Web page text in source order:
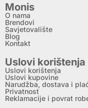
Monis
O nama
Brendovi
Savjetovalište
Blog
Kontakt
Uslovi korištenja
Uslovi korištenja
Uslovi kupovine
Narudžba, dostava i
Privatnost
Reklamacije i povrat